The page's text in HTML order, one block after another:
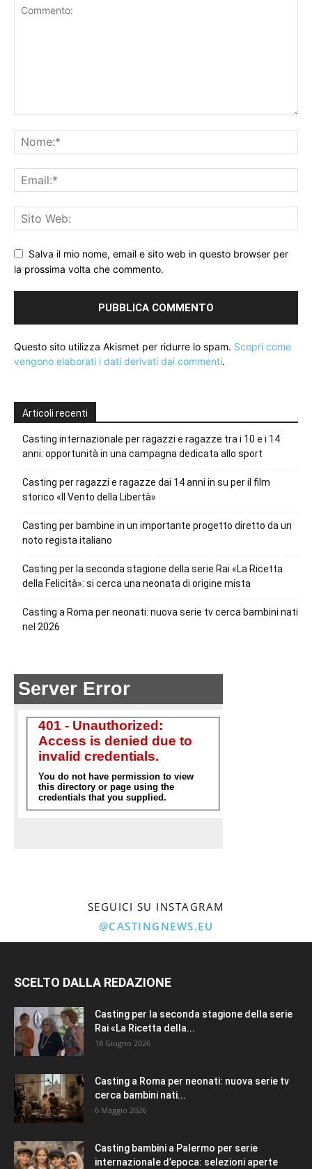
Salva il mio nome, email e sito web in questo browser per
la prossima volta che commento.
Questo sito utilizza Akismet per ridurre lo spam. Scopri come
vengono elaborati i dati derivati dai commenti.
Articoli recenti
Casting internazionale per ragazzi e ragazze tra i 10 e i 14
anni: opportunità in una campagna dedicata allo sport
Casting per ragazzi e ragazze dai 14 anni in su per il film
storico «Il Vento della Libertà»
Casting per bambine in un importante progetto diretto da un
noto regista italiano
Casting per la seconda stagione della serie Rai «La Ricetta
della Felicità»: si cerca una neonata di origine mista
Casting a Roma per neonati: nuova serie tv cerca bambini nati
nel 2026
SEGUICI SU INSTAGRAM
@CASTINGNEWS.EU
SCELTO DALLA REDAZIONE
Casting per la seconda stagione della serie
Rai «La Ricetta della...
18 Giugno 2026
Casting a Roma per neonati: nuova serie tv
cerca bambini nati...
6 Maggio 2026
Casting bambini a Palermo per serie
internazionale d’epoca: selezioni aperte